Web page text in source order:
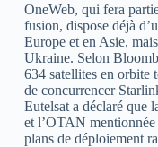
OneWeb, qui fera
fusion, dispose déjà
Europe et en Asie,
Ukraine. Selon
634 satellites en orbite
de concurrencer
Eutelsat a déclaré que
et l’OTAN
plans de déploiement